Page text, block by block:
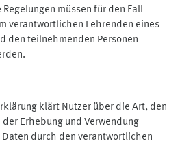
müssen für den Fall
verantwortlichen Lehrenden eines
den teilnehmenden Personen
klärt Nutzer über die Art, den
der Erhebung und Verwendung
durch den verantwortlichen